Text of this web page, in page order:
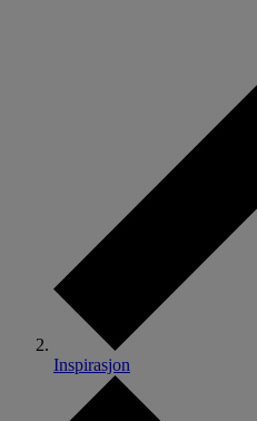
Inspirasjon